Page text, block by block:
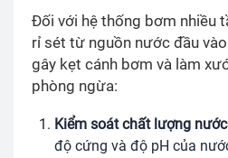
Đối với hệ thống bơm nhiều
rỉ sét từ nguồn nước đầu
gây kẹt cánh bơm và làm
phòng ngừa:
Kiểm soát chất lượng
độ cứng và độ pH của